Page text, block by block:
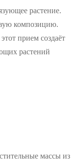
растение.
композицию.
прием создаёт
растений
массы из